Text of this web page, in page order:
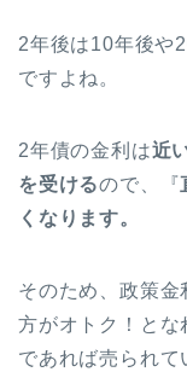
2年後は10年後や
ですよね。
2年債の金利は近
を受けるので、『
くなります。
そのため、政策
方がオトク！とな
であれば売られて